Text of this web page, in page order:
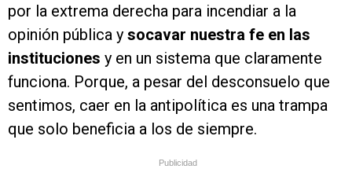
por la extrema derecha para incendiar a la
opinión pública y socavar nuestra fe en las
instituciones y en un sistema que claramente
funciona. Porque, a pesar del desconsuelo que
sentimos, caer en la antipolítica es una trampa
que solo beneficia a los de siempre.
Publicidad